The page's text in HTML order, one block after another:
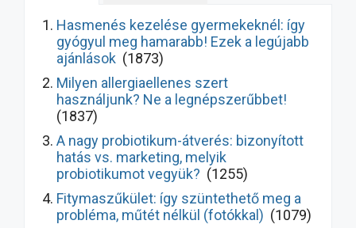
Hasmenés kezelése gyermekeknél: így
gyógyul meg hamarabb! Ezek a legújabb
ajánlások (1873)
Milyen allergiaellenes szert
használjunk? Ne a legnépszerűbbet!
(1837)
A nagy probiotikum-átverés: bizonyított
hatás vs. marketing, melyik
probiotikumot vegyük? (1255)
Fitymaszűkület: így szüntethető meg a
probléma, műtét nélkül (fotókkal) (1079)